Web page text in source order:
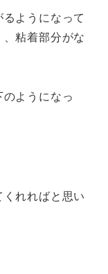
ようになって
粘着部分がな
ようになっ
れればと思い